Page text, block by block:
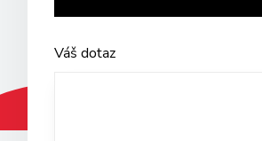
Váš dotaz